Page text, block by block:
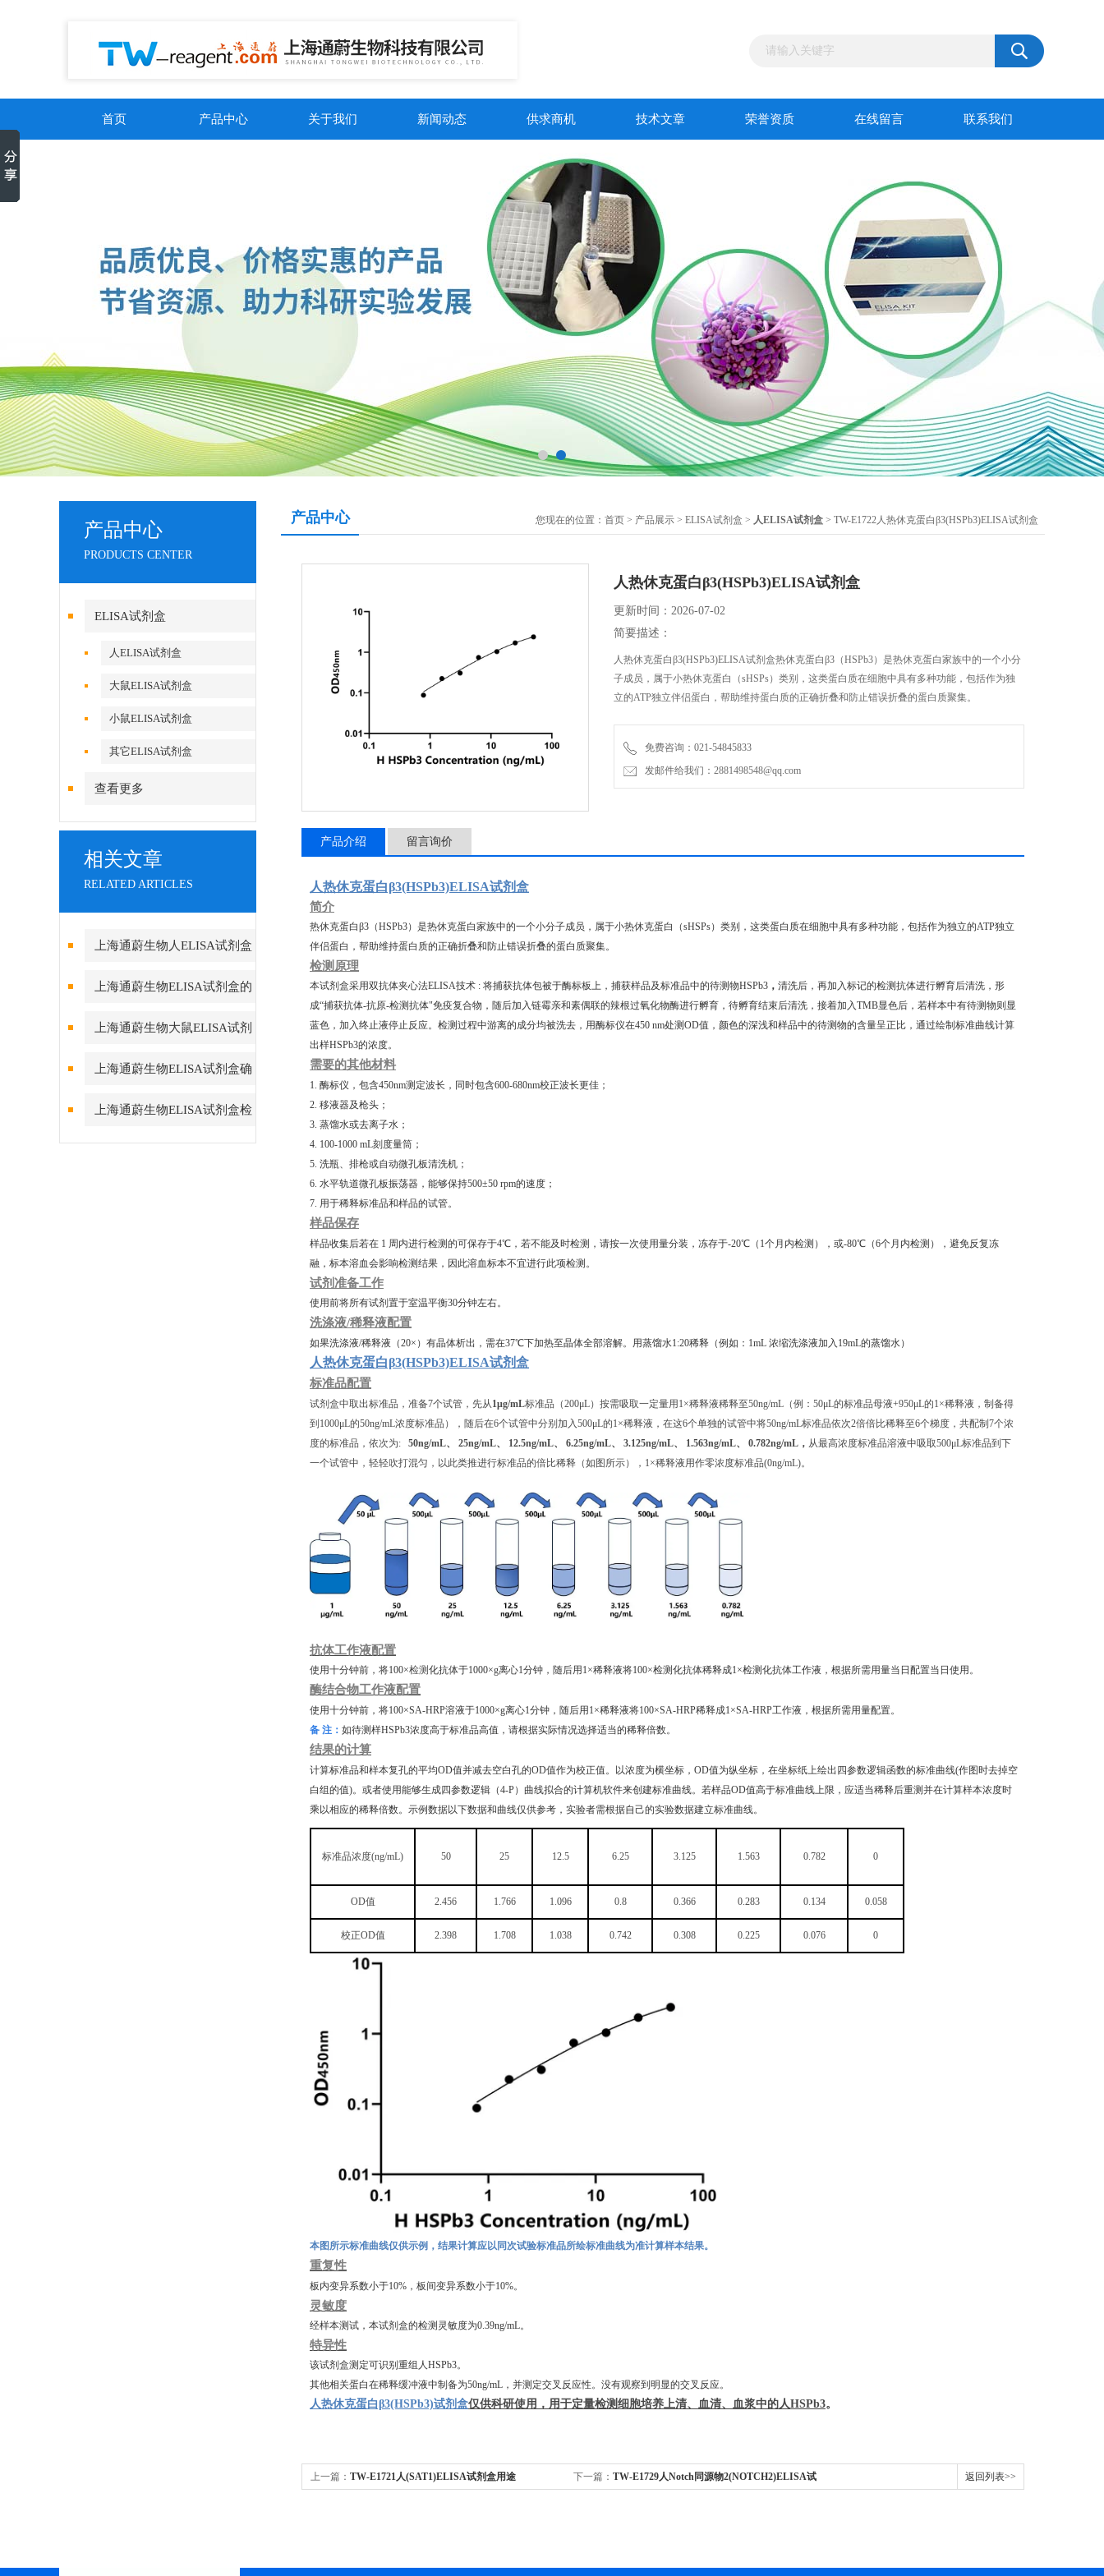
首页 产品中心 关于我们 新闻动态 供求商机 技术文章 荣誉资质 在线留言 联系我们
产品中心
PRODUCTS CENTER
ELISA试剂盒
人ELISA试剂盒
大鼠ELISA试剂盒
小鼠ELISA试剂盒
其它ELISA试剂盒
查看更多
相关文章
RELATED ARTICLES
上海通蔚生物人ELISA试剂盒
实验酶标仪环境的重要性
上海通蔚生物ELISA试剂盒的
测定方法及要求
上海通蔚生物大鼠ELISA试剂
盒的组成和保存
上海通蔚生物ELISA试剂盒确
保数据真实可靠
上海通蔚生物ELISA试剂盒检
测结果的稳定性
产品中心 您现在的位置： 首页 > 产品展示 > ELISA试剂盒 > 人ELISA试剂盒 > TW-E1722人热休克蛋白β3(HSPb3)ELISA试剂盒
人热休克蛋白β3(HSPb3)ELISA试剂盒
更新时间：2026-07-02
简要描述：
人热休克蛋白β3(HSPb3)ELISA试剂盒热休克蛋白β3（HSPb3）是热休克蛋白家族中的一个小分
子成员，属于小热休克蛋白（sHSPs）类别，这类蛋白质在细胞中具有多种功能，包括作为独
立的ATP独立伴侣蛋白，帮助维持蛋白质的正确折叠和防止错误折叠的蛋白质聚集。
免费咨询：021-54845833
发邮件给我们：2881498548@qq.com
产品介绍 留言询价
人热休克蛋白β3(HSPb3)ELISA试剂盒
简介
热休克蛋白β3（HSPb3）是热休克蛋白家族中的一个小分子成员，属于小热休克蛋白（sHSPs）类别，这类蛋白质在细胞中具有多种功能，包括作为独立的ATP独立
伴侣蛋白，帮助维持蛋白质的正确折叠和防止错误折叠的蛋白质聚集。
检测原理
本试剂盒采用双抗体夹心法ELISA技术 : 将捕获抗体包被于酶标板上，捕获样品及标准品中的待测物HSPb3 ， 清洗后，再加入标记的检测抗体进行孵育后清洗，形
成“捕获抗体-抗原-检测抗体"免疫复合物，随后加入链霉亲和素偶联的辣根过氧化物酶进行孵育，待孵育结束后清洗，接着加入TMB显色后，若样本中有待测物则显
蓝色，加入终止液停止反应。检测过程中游离的成分均被洗去，用酶标仪在450 nm处测OD值，颜色的深浅和样品中的待测物的含量呈正比，通过绘制标准曲线计算
出样HSPb3的浓度。
需要的其他材料
1. 酶标仪，包含450nm测定波长，同时包含600-680nm校正波长更佳；
2. 移液器及枪头；
3. 蒸馏水或去离子水；
4. 100-1000 mL刻度量筒；
5. 洗瓶、排枪或自动微孔板清洗机；
6. 水平轨道微孔板振荡器，能够保持500±50 rpm的速度；
7. 用于稀释标准品和样品的试管。
样品保存
样品收集后若在 1 周内进行检测的可保存于4℃，若不能及时检测，请按一次使用量分装，冻存于-20℃（1个月内检测），或-80℃（6个月内检测），避免反复冻
融，标本溶血会影响检测结果，因此溶血标本不宜进行此项检测。
试剂准备工作
使用前将所有试剂置于室温平衡30分钟左右。
洗涤液/稀释液配置
如果洗涤液/稀释液（20×）有晶体析出，需在37℃下加热⾄晶体全部溶解。用蒸馏水1:20稀释（例如：1mL 浓缩洗涤液加入19mL的蒸馏水）
人热休克蛋白β3(HSPb3)ELISA试剂盒
标准品配置
试剂盒中取出标准品，准备7个试管，先从1μg/mL标准品（200μL）按需吸取一定量用1×稀释液稀释至50ng/mL（例：50μL的标准品母液+950μL的1×稀释液，制备得
到1000μL的50ng/mL浓度标准品），随后在6个试管中分别加入500μL的1×稀释液，在这6个单独的试管中将50ng/mL标准品依次2倍倍比稀释至6个梯度，共配制7个浓
度的标准品，依次为: 50ng/mL、 25ng/mL、 12.5ng/mL、 6.25ng/mL、 3.125ng/mL、 1.563ng/mL、 0.782ng/mL， 从最高浓度标准品溶液中吸取500μL标准品到下
一个试管中，轻轻吹打混匀，以此类推进行标准品的倍比稀释（如图所示），1×稀释液用作零浓度标准品(0ng/mL)。
抗体工作液配置
使用十分钟前，将100×检测化抗体于1000×g离心1分钟，随后用1×稀释液将100×检测化抗体稀释成1×检测化抗体工作液，根据所需用量当日配置当日使用。
酶结合物工作液配置
使用十分钟前，将100×SA-HRP溶液于1000×g离心1分钟，随后用1×稀释液将100×SA-HRP稀释成1×SA-HRP工作液，根据所需用量配置。
备 注： 如待测样HSPb3浓度高于标准品高值，请根据实际情况选择适当的稀释倍数。
结果的计算
计算标准品和样本复孔的平均OD值并减去空白孔的OD值作为校正值。以浓度为横坐标，OD值为纵坐标，在坐标纸上绘出四参数逻辑函数的标准曲线(作图时去掉空
白组的值)。或者使用能够生成四参数逻辑（4-P）曲线拟合的计算机软件来创建标准曲线。若样品OD值高于标准曲线上限，应适当稀释后重测并在计算样本浓度时
乘以相应的稀释倍数。示例数据以下数据和曲线仅供参考，实验者需根据自己的实验数据建立标准曲线。
标准品浓度(ng/mL) 50 25 12.5 6.25 3.125 1.563 0.782 0
OD值 2.456 1.766 1.096 0.8 0.366 0.283 0.134 0.058
校正OD值 2.398 1.708 1.038 0.742 0.308 0.225 0.076 0
本图所示标准曲线仅供示例，结果计算应以同次试验标准品所绘标准曲线为准计算样本结果。
重复性
板内变异系数小于10%，板间变异系数小于10%。
灵敏度
经样本测试，本试剂盒的检测灵敏度为0.39ng/mL。
特异性
该试剂盒测定可识别重组 人HSPb3。
其他相关蛋白在稀释缓冲液中制备为50ng/mL，并测定交叉反应性。没有观察到明显的交叉反应。
人热休克蛋白β3(HSPb3)试剂盒仅供科研使用，用于定量检测细胞培养上清、血清、血浆中的人HSPb3。
上一篇： TW-E1721人(SAT1)ELISA试剂盒用途 下一篇： TW-E1729人Notch同源物2(NOTCH2)ELISA试 返回列表>>